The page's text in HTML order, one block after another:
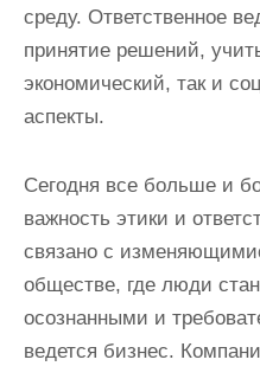
среду. Ответственное
принятие решений,
экономический, так и
аспекты.
Сегодня все больше и
важность этики и
связано с
обществе, где люди
осознанными и
ведется бизнес.